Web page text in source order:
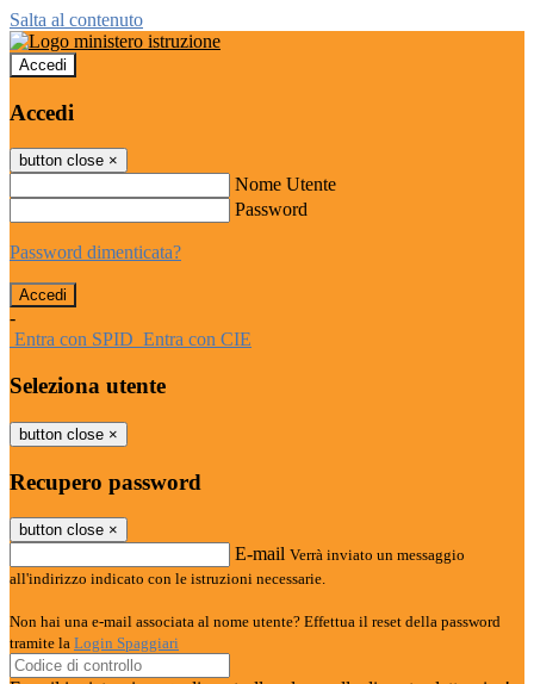
Salta al contenuto
Accedi
Accedi
button close ×
Nome Utente
Password
Password dimenticata?
-
Entra con SPID Entra con CIE
Seleziona utente
button close ×
Recupero password
button close ×
E-mail Verrà inviato un messaggio
all'indirizzo indicato con le istruzioni necessarie.
Non hai una e-mail associata al nome utente? Effettua il reset della password
tramite la Login Spaggiari